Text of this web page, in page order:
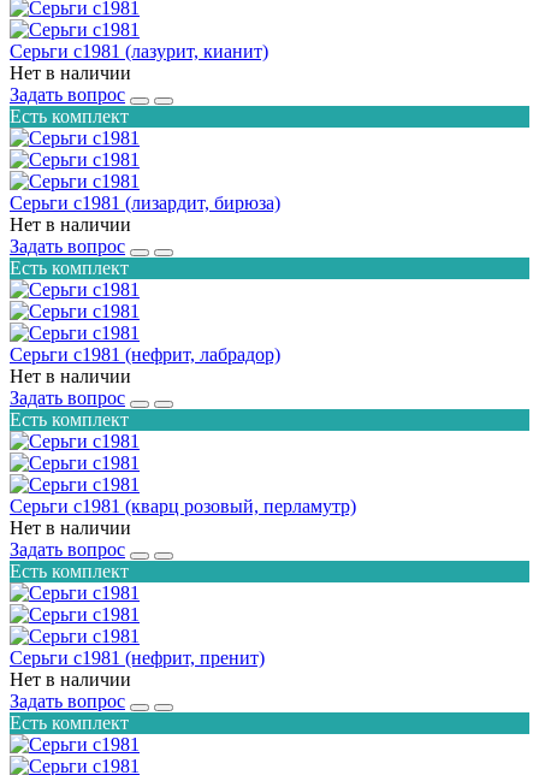
Серьги с1981 (лазурит, кианит)
Нет в наличии
Задать вопрос
Есть комплект
Серьги с1981 (лизардит, бирюза)
Нет в наличии
Задать вопрос
Есть комплект
Серьги с1981 (нефрит, лабрадор)
Нет в наличии
Задать вопрос
Есть комплект
Серьги с1981 (кварц розовый, перламутр)
Нет в наличии
Задать вопрос
Есть комплект
Серьги с1981 (нефрит, пренит)
Нет в наличии
Задать вопрос
Есть комплект